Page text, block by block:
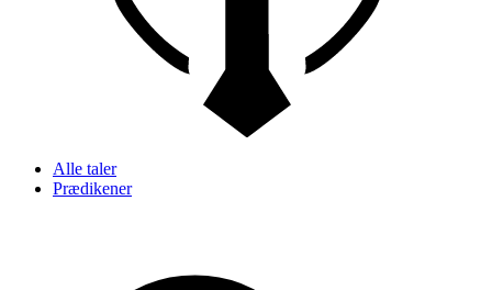
Alle taler
Prædikener